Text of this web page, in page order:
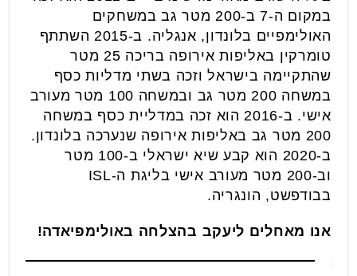
במקום ה-7 ב-200 מטר גב במשחקים
האולימפיים בלונדון, אנגליה. ב-2015 השתתף
טומרקין באליפות אירופה בריכה 25 מטר
שהתקיימה בישראל וזכה בשתי מדליות כסף
במשחה 200 מטר גב ובמשחה 100 מטר מעורב
אישי. ב-2016 הוא זכה במדליית כסף במשחה
200 מטר גב באליפות אירופה שנערכה בלונדון.
ב-2020 הוא קבע שיא ישראלי ב-100 מטר
וב-200 מטר מעורב אישי בליגת ה-ISL
בבודפשט, הונגריה.
אנו מאחלים ליעקב בהצלחה באולימפיאדה!